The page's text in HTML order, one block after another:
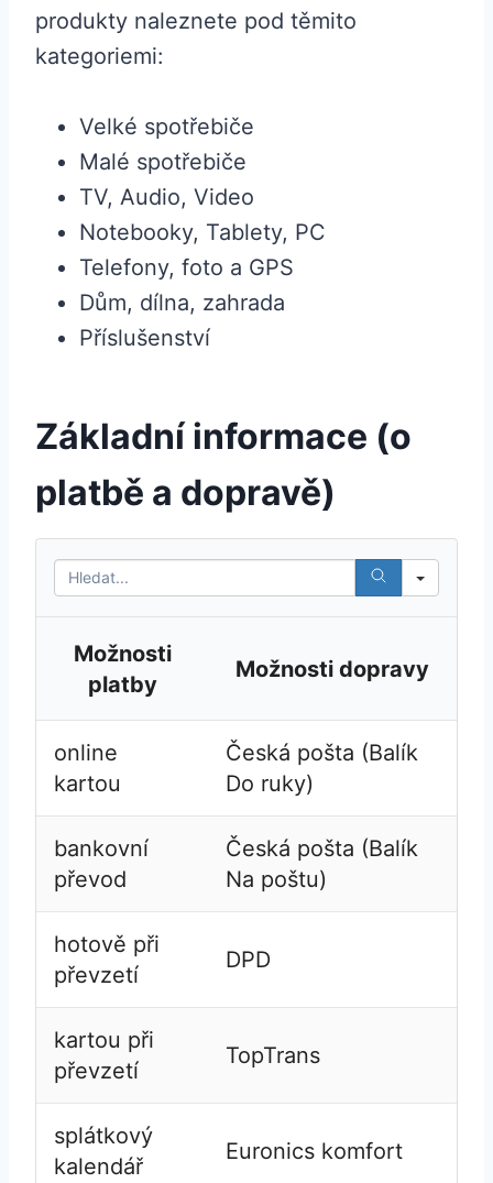
produkty naleznete pod těmito
kategoriemi:
Velké spotřebiče
Malé spotřebiče
TV, Audio, Video
Notebooky, Tablety, PC
Telefony, foto a GPS
Dům, dílna, zahrada
Příslušenství
Základní informace (o
platbě a dopravě)
Možnosti
platby
Možnosti dopravy
online
kartou
Česká pošta (Balík
Do ruky)
bankovní
převod
Česká pošta (Balík
Na poštu)
hotově při
převzetí
DPD
kartou při
převzetí
TopTrans
splátkový
kalendář
Euronics komfort